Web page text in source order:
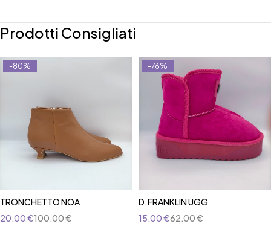
Prodotti Consigliati
-80%
TRONCHETTO NOA
100,00€
20,00€
-76%
D.FRANKLIN UGG
62,00€
15,00€